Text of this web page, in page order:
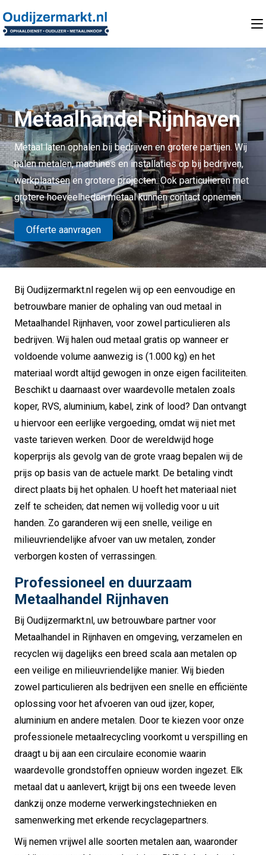
Metaalhandel Rijnhaven
Metaal laten ophalen bij bedrijven en grotere partijen. Wij
halen metalen, machines en installaties op bij bedrijven,
werkplaatsen en grotere projecten. Ook particulieren met
grotere hoeveelheden metaal kunnen contact opnemen.
Offerte aanvragen
Bij Oudijzermarkt.nl regelen wij op een eenvoudige en
betrouwbare manier de ophaling van oud metaal in
Metaalhandel Rijnhaven, voor zowel particulieren als
bedrijven. Wij halen oud metaal gratis op wanneer er
voldoende volume aanwezig is (1.000 kg) en het
materiaal wordt altijd gewogen in onze eigen faciliteiten.
Beschikt u daarnaast over waardevolle metalen zoals
koper, RVS, aluminium, kabel, zink of lood? Dan ontvangt
u hiervoor een eerlijke vergoeding, omdat wij niet met
vaste tarieven werken. Door de wereldwijd hoge
koperprijs als gevolg van de grote vraag bepalen wij de
prijs op basis van de actuele markt. De betaling vindt
direct plaats bij het ophalen. U hoeft het materiaal niet
zelf te scheiden; dat nemen wij volledig voor u uit
handen. Zo garanderen wij een snelle, veilige en
milieuvriendelijke afvoer van uw metalen, zonder
verborgen kosten of verrassingen.
Professioneel en duurzaam
Metaalhandel Rijnhaven
Bij Oudijzermarkt.nl, uw betrouwbare partner voor
Metaalhandel in Rijnhaven en omgeving, verzamelen en
recyclen wij dagelijks een breed scala aan metalen op
een veilige en milieuvriendelijke manier. Wij bieden
zowel particulieren als bedrijven een snelle en efficiënte
oplossing voor het afvoeren van oud ijzer, koper,
aluminium en andere metalen. Door te kiezen voor onze
professionele metaalrecycling voorkomt u verspilling en
draagt u bij aan een circulaire economie waarin
waardevolle grondstoffen opnieuw worden ingezet. Elk
metaal dat u aanlevert, krijgt bij ons een tweede leven
dankzij onze moderne verwerkingstechnieken en
samenwerking met erkende recyclagepartners.
Wij nemen vrijwel alle soorten metalen aan, waaronder